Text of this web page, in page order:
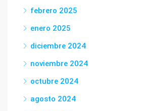
febrero 2025
enero 2025
diciembre 2024
noviembre 2024
octubre 2024
agosto 2024